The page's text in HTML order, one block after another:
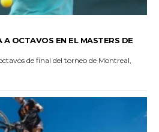
OCTAVOS EN EL MASTERS DE
de final del torneo de Montreal,